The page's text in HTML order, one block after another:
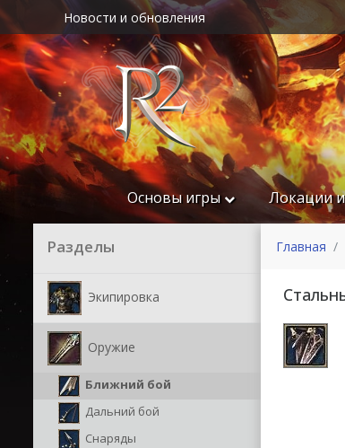
Новости и обновления
Основы игры Локации
Разделы
Экипировка
Оружие
Ближний бой
Дальний бой
Снаряды
Главная